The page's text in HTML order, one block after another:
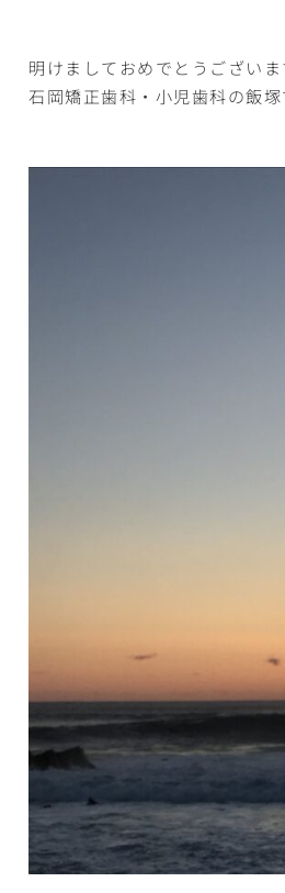
明けましておめでとうございま
石岡矯正歯科・小児歯科の飯塚